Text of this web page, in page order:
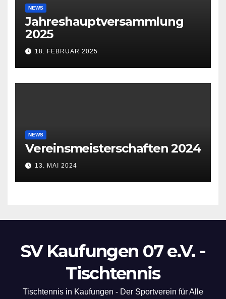
NEWS
Jahreshauptversammlung
2025
18. FEBRUAR 2025
NEWS
Vereinsmeisterschaften 2024
13. MAI 2024
SV Kaufungen 07 e.V. -
Tischtennis
Tischtennis in Kaufungen - Der Sportverein für Alle